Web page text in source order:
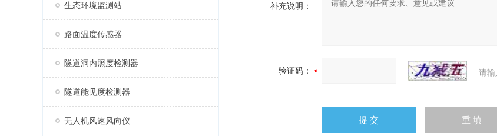
生态环境监测站
路面温度传感器
隧道洞内照度检测器
隧道能见度检测器
无人机风速风向仪
补充说明：
验证码： 请